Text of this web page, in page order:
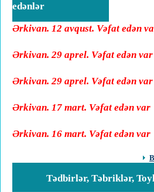
edənlər
Ərkivan. 12 avqust. Vəfat edən
Ərkivan. 29 aprel. Vəfat edən var
Ərkivan. 29 aprel. Vəfat edən var
Ərkivan. 17 mart. Vəfat edən var
Ərkivan. 16 mart. Vəfat edən var
Tədbirlər, Təbriklər,